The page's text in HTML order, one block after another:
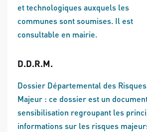
et technologiques auxquels les
communes sont soumises. Il est
consultable en mairie.
D.D.R.M.
Dossier Départemental des Risques
Majeur : ce dossier est un
sensibilisation regroupant les
informations sur les risques